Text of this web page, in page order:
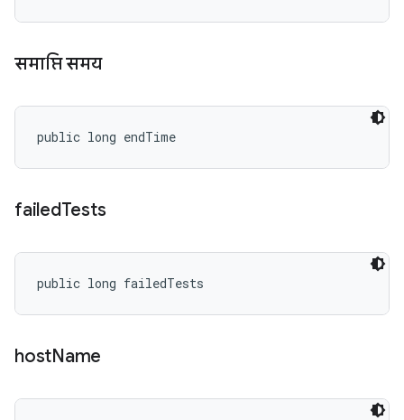
समाप्ति समय
public long endTime
failedTests
public long failedTests
hostName